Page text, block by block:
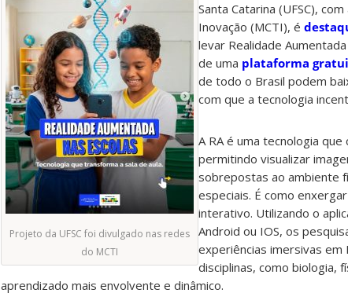
Projeto da UFSC foi divulgado nas redes
do MCTI
Santa Catarina (UFSC),
Inovação (MCTI), é
levar Realidade
de uma plataforma
de todo o Brasil podem
com que a tecnologia
A RA é uma tecnologia
permitindo visualizar
sobrepostas ao ambiente
especiais. É como
interativo. Utilizando o
Android ou IOS, os
experiências imersivas em
disciplinas, como biologia,
aprendizado mais envolvente e dinâmico.